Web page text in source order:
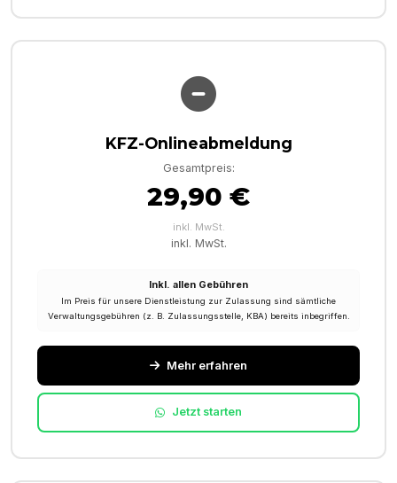
KFZ-Onlineabmeldung
Gesamtpreis:
29,90 €
inkl. MwSt.
inkl. MwSt.
Inkl. allen Gebühren
Im Preis für unsere Dienstleistung zur Zulassung sind sämtliche
Verwaltungsgebühren (z. B. Zulassungsstelle, KBA) bereits inbegriffen.
Mehr erfahren
Jetzt starten